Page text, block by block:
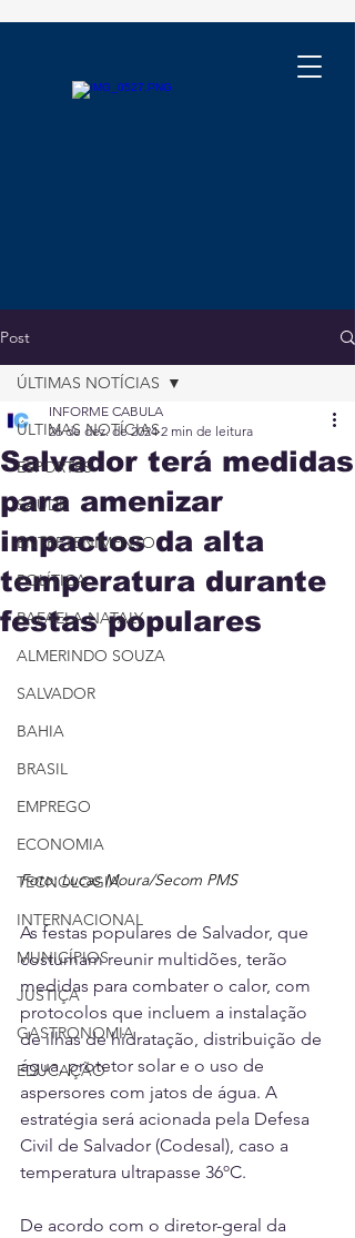
Post
ÚLTIMAS NOTÍCIAS
ESPORTES
SAÚDE
ENTRETENIMENTO
POLÍTICA
RAFAELA NATALY
ALMERINDO SOUZA
SALVADOR
BAHIA
BRASIL
EMPREGO
ECONOMIA
TECNOLOGIA
INTERNACIONAL
MUNICÍPIOS
JUSTIÇA
GASTRONOMIA
EDUCAÇÃO
ÚLTIMAS NOTÍCIAS
Salvador terá medidas
para amenizar
impactos da alta
temperatura durante
festas populares
INFORME CABULA
26 de dez. de 2024 2 min de leitura
Foto: Lucas Moura/Secom PMS
As festas populares de Salvador, que
costumam reunir multidões, terão
medidas para combater o calor, com
protocolos que incluem a instalação
de ilhas de hidratação, distribuição de
água, protetor solar e o uso de
aspersores com jatos de água. A
estratégia será acionada pela Defesa
Civil de Salvador (Codesal), caso a
temperatura ultrapasse 36ºC.
De acordo com o diretor-geral da